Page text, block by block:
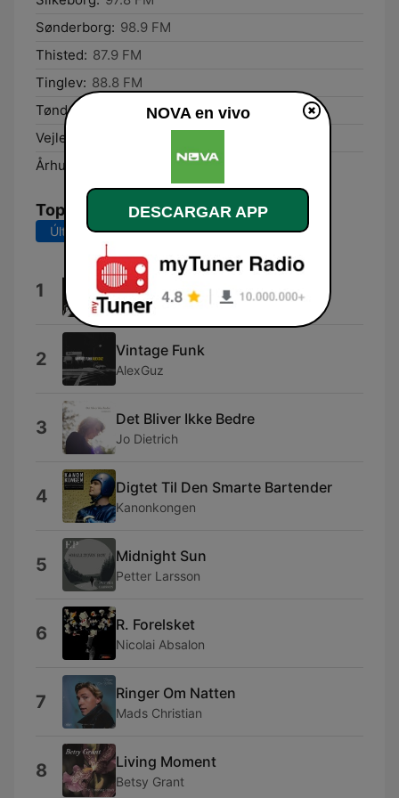
Sønderborg: 98.9 FM
Thisted: 87.9 FM
Tinglev: 88.8 FM
Tønder:
Vejle:
Århus:
Top Canciones
Últimos 7 días Últimos 30 días
1 Whatever You Want
Status Quo
2 Vintage Funk
AlexGuz
3 Det Bliver Ikke Bedre
Jo Dietrich
4 Digtet Til Den Smarte Bartender
Kanonkongen
5 Midnight Sun
Petter Larsson
6 R. Forelsket
Nicolai Absalon
7 Ringer Om Natten
Mads Christian
8 Living Moment
Betsy Grant
NOVA en vivo
DESCARGAR APP